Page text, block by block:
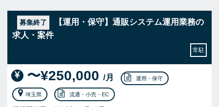
募集終了
【運用・保守】通販システム運用業務の
求人・案件
常駐
〜¥250,000 /月 運用・保守
埼玉県 流通・小売・EC